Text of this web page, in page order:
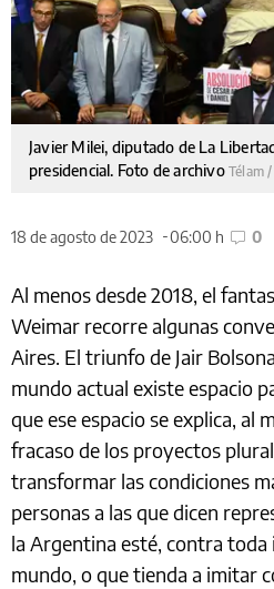
Javier Milei, diputado de La
presidencial. Foto de archivo Télam
18 de agosto de 2023 06:00 h 0
Al menos desde 2018, el
Weimar recorre algunas
Aires. El triunfo de Jair
mundo actual existe espacio
que ese espacio se explica, al
fracaso de los proyectos
transformar las condiciones
personas a las que dicen
la Argentina esté, contra
mundo, o que tienda a imitar